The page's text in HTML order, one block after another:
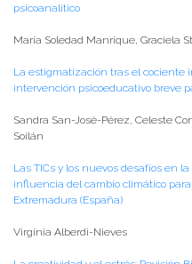
psicoanalítico
María Soledad Manrique, Graciela
La estigmatización tras el cociente
intervención psicoeducativo breve
Sandra San-José-Pérez, Celeste
Soilán
Las TICs y los nuevos desafíos en
influencia del cambio climático
Extremadura (España)
Virginia Alberdi-Nieves